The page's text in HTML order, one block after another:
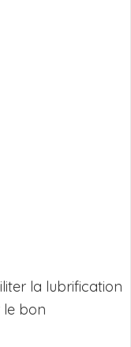
la lubrification
le bon